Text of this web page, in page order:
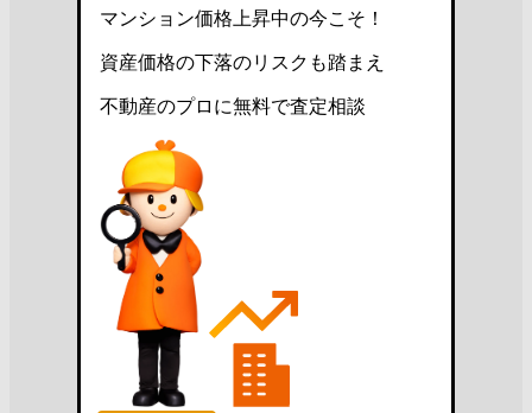
マンション価格上昇中の今こそ！
資産価格の下落のリスクも踏まえ
不動産のプロに無料で査定相談